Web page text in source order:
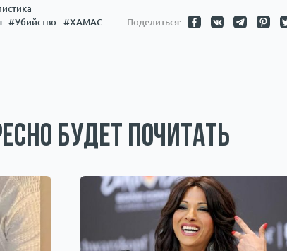
#Убийство
#ХАМАС
Поделиться:
будет почитать